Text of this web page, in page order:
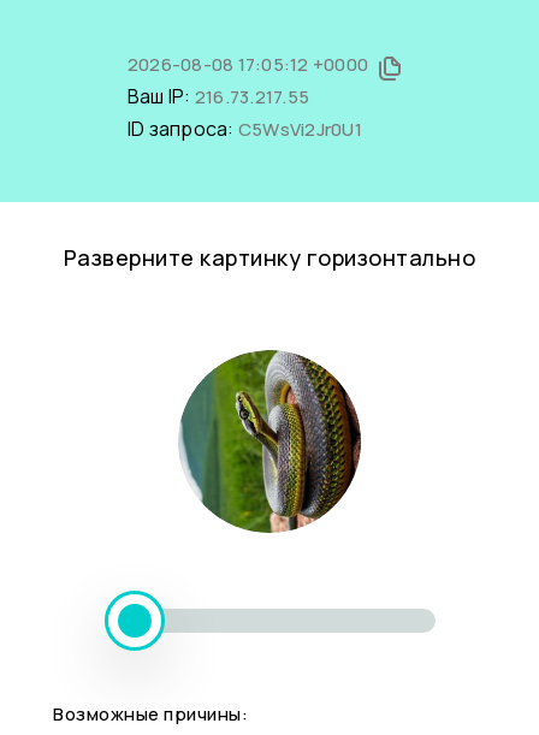
2026-08-08 17:05:12 +0000
Ваш IP: 216.73.217.55
ID запроса: C5WsVi2Jr0U1
Разверните картинку горизонтально
Возможные причины: